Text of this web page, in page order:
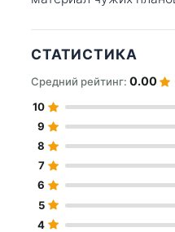
СТАТИСТИКА
Средний рейтинг: 0.00
10
9
8
7
6
5
4